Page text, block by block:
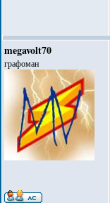
megavolt70
графоман